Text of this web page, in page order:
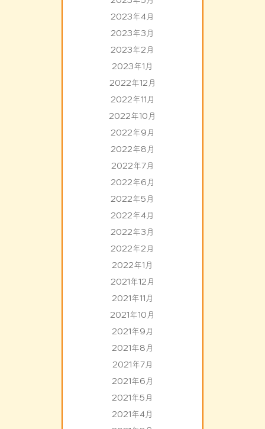
2023年4月
2023年3月
2023年2月
2023年1月
2022年12月
2022年11月
2022年10月
2022年9月
2022年8月
2022年7月
2022年6月
2022年5月
2022年4月
2022年3月
2022年2月
2022年1月
2021年12月
2021年11月
2021年10月
2021年9月
2021年8月
2021年7月
2021年6月
2021年5月
2021年4月